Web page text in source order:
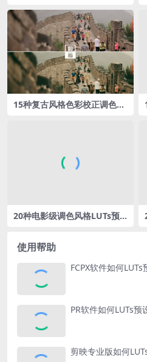
15种复古风格色彩校正调色L
20种电影级调色风格LUTs预
使用帮助
FCPX软件如何
PR软件如何LUTs
剪映专业版如何